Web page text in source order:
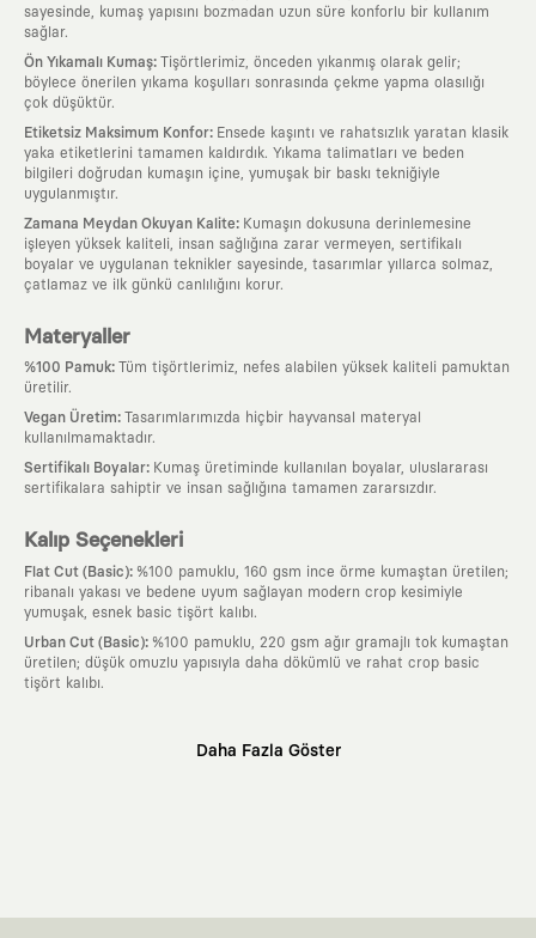
sayesinde, kumaş yapısını bozmadan uzun süre konforlu bir kullanım
sağlar.
Ön Yıkamalı Kumaş: Tişörtlerimiz, önceden yıkanmış olarak gelir;
böylece önerilen yıkama koşulları sonrasında çekme yapma olasılığı
çok düşüktür.
Etiketsiz Maksimum Konfor: Ensede kaşıntı ve rahatsızlık yaratan klasik
yaka etiketlerini tamamen kaldırdık. Yıkama talimatları ve beden
bilgileri doğrudan kumaşın içine, yumuşak bir baskı tekniğiyle
uygulanmıştır.
Zamana Meydan Okuyan Kalite: Kumaşın dokusuna derinlemesine
işleyen yüksek kaliteli, insan sağlığına zarar vermeyen, sertifikalı
boyalar ve uygulanan teknikler sayesinde, tasarımlar yıllarca solmaz,
çatlamaz ve ilk günkü canlılığını korur.
Materyaller
%100 Pamuk: Tüm tişörtlerimiz, nefes alabilen yüksek kaliteli pamuktan
üretilir.
Vegan Üretim: Tasarımlarımızda hiçbir hayvansal materyal
kullanılmamaktadır.
Sertifikalı Boyalar: Kumaş üretiminde kullanılan boyalar, uluslararası
sertifikalara sahiptir ve insan sağlığına tamamen zararsızdır.
Kalıp Seçenekleri
Flat Cut (Basic): %100 pamuklu, 160 gsm ince örme kumaştan üretilen;
ribanalı yakası ve bedene uyum sağlayan modern crop kesimiyle
yumuşak, esnek basic tişört kalıbı.
Urban Cut (Basic): %100 pamuklu, 220 gsm ağır gramajlı tok kumaştan
üretilen; düşük omuzlu yapısıyla daha dökümlü ve rahat crop basic
tişört kalıbı.
dolabının en değerli parçası olarak kalacak, hikayesini ve estetik
Daha Fazla Göster